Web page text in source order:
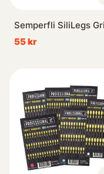
Semperfli SiliLegs
55 kr